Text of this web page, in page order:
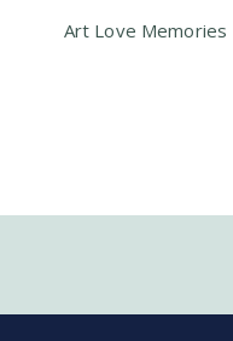
Art Love Memories